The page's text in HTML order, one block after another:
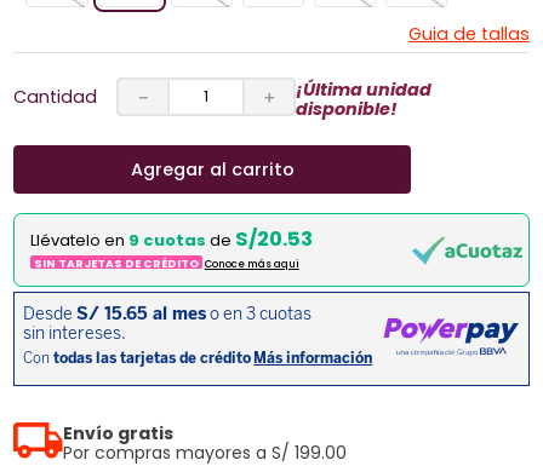
Guia de tallas
Cantidad ＋
－
¡Última unidad
disponible!
Agregar al carrito
Llévatelo en 9 cuotas de S/20.53
SIN TARJETAS DE CRÉDITO Conoce más aqui
Envío gratis
Por compras mayores a S/ 199.00